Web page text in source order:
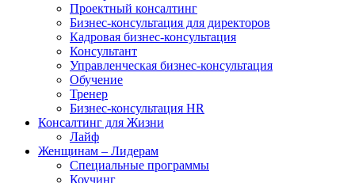
Проектный консалтинг
Бизнес-консультация для директоров
Кадровая бизнес-консультация
Консультант
Управленческая бизнес-консультация
Обучение
Тренер
Бизнес-консультация HR
Консалтинг для Жизни
Лайф
Женщинам – Лидерам
Специальные программы
Коучинг